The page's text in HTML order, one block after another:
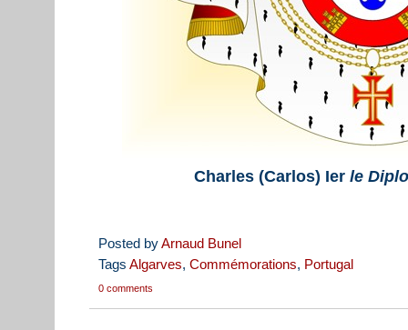
Charles (Carlos) Ierle
Posted byArnaud Bunel
Tags Algarves, Commémorations, Portugal
0 comments